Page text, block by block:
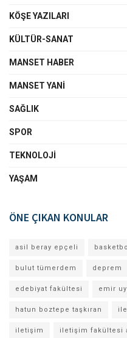
KÖŞE YAZILARI
KÜLTÜR-SANAT
MANSET HABER
MANSET YANI
SAĞLIK
SPOR
TEKNOLOJI
YAŞAM
ÖNE ÇIKAN KONULAR
asil beray epçeli
bulut tümerdem deprem
edebiyat fakültesi emir
hatun boztepe taşkıran
iletişim iletişim fakültesi